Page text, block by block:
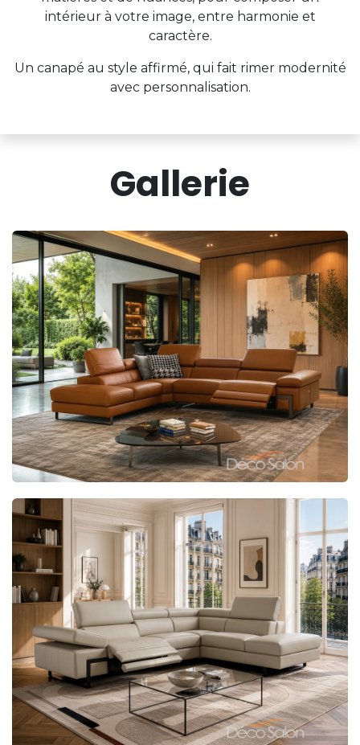
intérieur à votre image, entre harmonie et
caractère.
Un canapé au style affirmé, qui fait rimer modernité
avec personnalisation.
Gallerie